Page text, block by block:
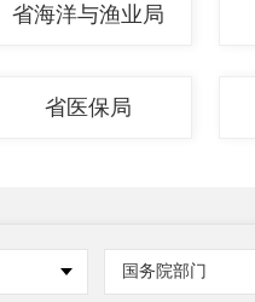
省海洋与渔业局
省医保局
国务院部门